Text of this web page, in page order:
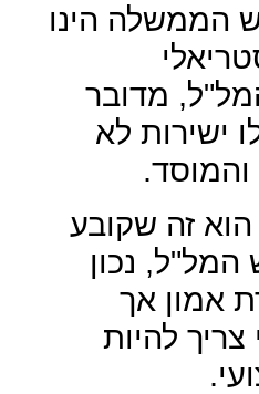
הממשלה הינו
מדובר
ישירות לא
זה שקובע
המל"ל, נכון
אמון אך
להיות